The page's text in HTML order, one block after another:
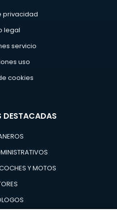
privacidad
legal
servicio
uso
cookies
DESTACADAS
Y MOTOS